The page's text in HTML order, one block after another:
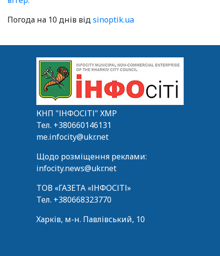
Погода на 10 днів відsinoptik.ua
КНП "ІНФОСІТІ" ХМР
Тел. +380660146131
me.infocity@ukr.net
Щодо розміщення реклами:
infocity.news@ukr.net
ТОВ «ГАЗЕТА «ІНФОСІТІ»
Тел. +380668323770
Харків, м-н. Павлівський, 10